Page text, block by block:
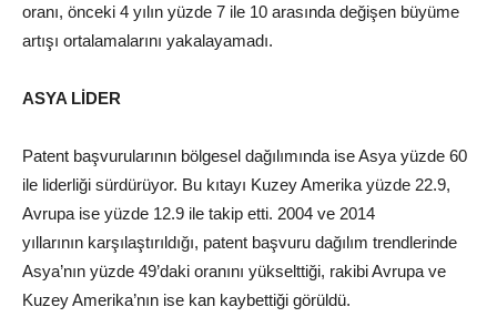
oranı, önceki 4 yılın yüzde 7 ile 10 arasında değişen büyüme
artışı ortalamalarını yakalayamadı.
ASYA LİDER
Patent başvurularının bölgesel dağılımında ise Asya yüzde 60
ile liderliği sürdürüyor. Bu kıtayı Kuzey Amerika yüzde 22.9,
Avrupa ise yüzde 12.9 ile takip etti. 2004 ve 2014
yıllarının karşılaştırıldığı, patent başvuru dağılım trendlerinde
Asya’nın yüzde 49’daki oranını yükselttiği, rakibi Avrupa ve
Kuzey Amerika’nın ise kan kaybettiği görüldü.